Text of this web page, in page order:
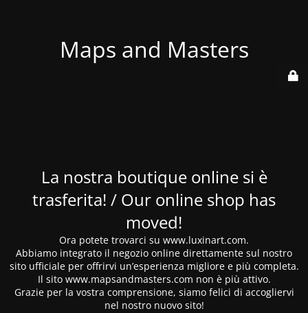
Maps and Masters
La nostra boutique online si è
trasferita! / Our online shop has
moved!
Ora potete trovarci su www.luxinart.com.
Abbiamo integrato il negozio online direttamente sul nostro
sito ufficiale per offrirvi un’esperienza migliore e più completa.
Il sito www.mapsandmasters.com non è più attivo.
Grazie per la vostra comprensione, siamo felici di accogliervi
nel nostro nuovo sito!